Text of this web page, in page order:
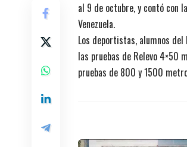
al 9 de octubre, y contó con
Venezuela.
Los deportistas, alumnos
las pruebas de Relevo 4×50
pruebas de 800 y 1500